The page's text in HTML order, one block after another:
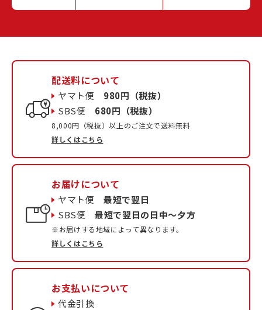
配送料について
ヤマト便 980円（税抜）
SBS便 680円（税抜）
8,000円（税抜）以上のご注文で送料無料
詳しくはこちら
お届けについて
ヤマト便最短で翌日
SBS便最短で翌日の日中〜夕方
※お届けする地域によって異なります。
詳しくはこちら
お支払いについて
代金引換